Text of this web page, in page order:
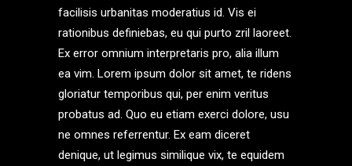
facilisis urbanitas moderatius id. Vis ei
rationibus definiebas, eu qui purto zril laoreet.
Ex error omnium interpretaris pro, alia illum
ea vim. Lorem ipsum dolor sit amet, te ridens
gloriatur temporibus qui, per enim veritus
probatus ad. Quo eu etiam exerci dolore, usu
ne omnes referrentur. Ex eam diceret
denique, ut legimus similique vix, te equidem